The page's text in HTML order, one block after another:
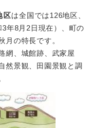
区は全国では126地区、
年8月2日現在）、町の
月の特長です。
網、城館跡、武家屋
然景観、田園景観と調